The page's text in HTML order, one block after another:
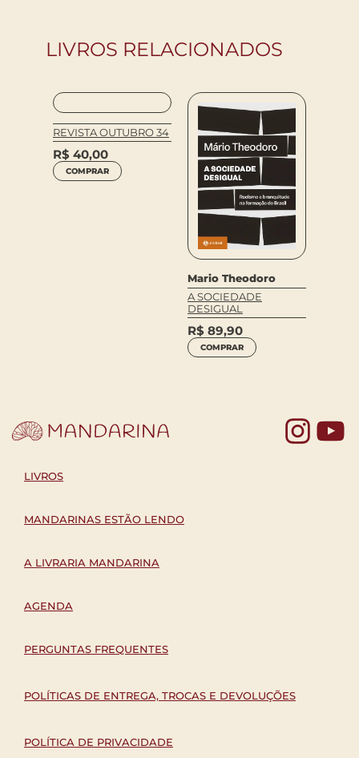
LIVROS RELACIONADOS
REVISTA OUTUBRO 34
R$ 40,00
COMPRAR
Mario Theodoro
A SOCIEDADE
DESIGUAL
R$ 89,90
COMPRAR
LIVROS
MANDARINAS ESTÃO LENDO
A LIVRARIA MANDARINA
AGENDA
PERGUNTAS FREQUENTES
POLÍTICAS DE ENTREGA, TROCAS E DEVOLUÇÕES
POLÍTICA DE PRIVACIDADE